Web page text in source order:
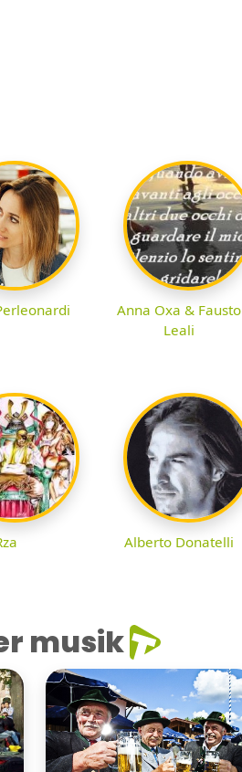
Anna Oxa & Fausto
Leali
Alberto Donatelli
musik